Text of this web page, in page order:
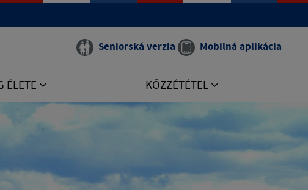
Seniorská verzia Mobilná aplikácia
ÉLETE KÖZZÉTÉTEL